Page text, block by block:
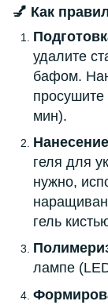
💅 Как
удалите
бафом.
мин).
Нанесение
геля для
нужно,
гель
лампе